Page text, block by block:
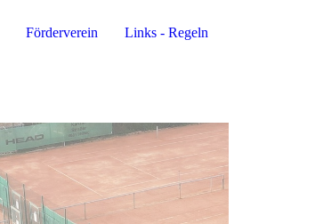
Förderverein Links - Regeln